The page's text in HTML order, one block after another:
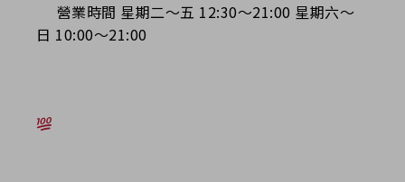
營業時間 星期二～五 12:30～21:00 星期六～
日 10:00～21:00